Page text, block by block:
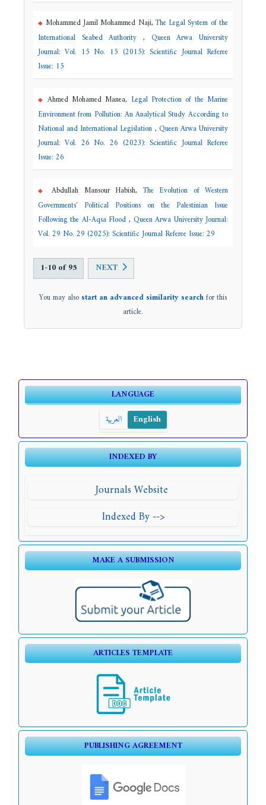
Mohammed Jamil Mohammed Naji,The Legal System of the
International Seabed Authority , Queen Arwa University
Journal: Vol. 15 No. 15 (2015): Scientific Journal Referee
Issue: 15
Ahmed Mohamed Manea, Legal Protection of the Marine
Environment from Pollution: An Analytical Study According to
National and International Legislation , Queen Arwa University
Journal: Vol. 26 No. 26 (2023): Scientific Journal Referee
Issue: 26
Abdullah Mansour Habish,The Evolution of Western
Governments' Political Positions on the Palestinian Issue
Following the Al-Aqsa Flood , Queen Arwa University Journal:
Vol. 29 No. 29 (2025): Scientific Journal Referee Issue: 29
1-10 of 95 NEXT
You may alsostart an advanced similarity searchfor this
article.
LANGUAGE
العربية
English
INDEXED BY
Journals Website
Indexed By -->
MAKE A SUBMISSION
ARTICLES TEMPLATE
PUBLISHING AGREEMENT